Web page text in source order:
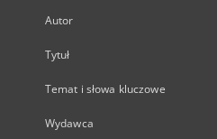
Autor
Tytuł
Temat i słowa kluczowe
Wydawca